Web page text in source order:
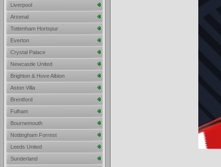
Liverpool
Arsenal
Tottenham Hortspur
Everton
Crystal Palace
Newcastle United
Brighton & Hove Albion
Aston Villa
Brentford
Fulham
Bournemouth
Nottingham Forrest
Leeds United
Sunderland